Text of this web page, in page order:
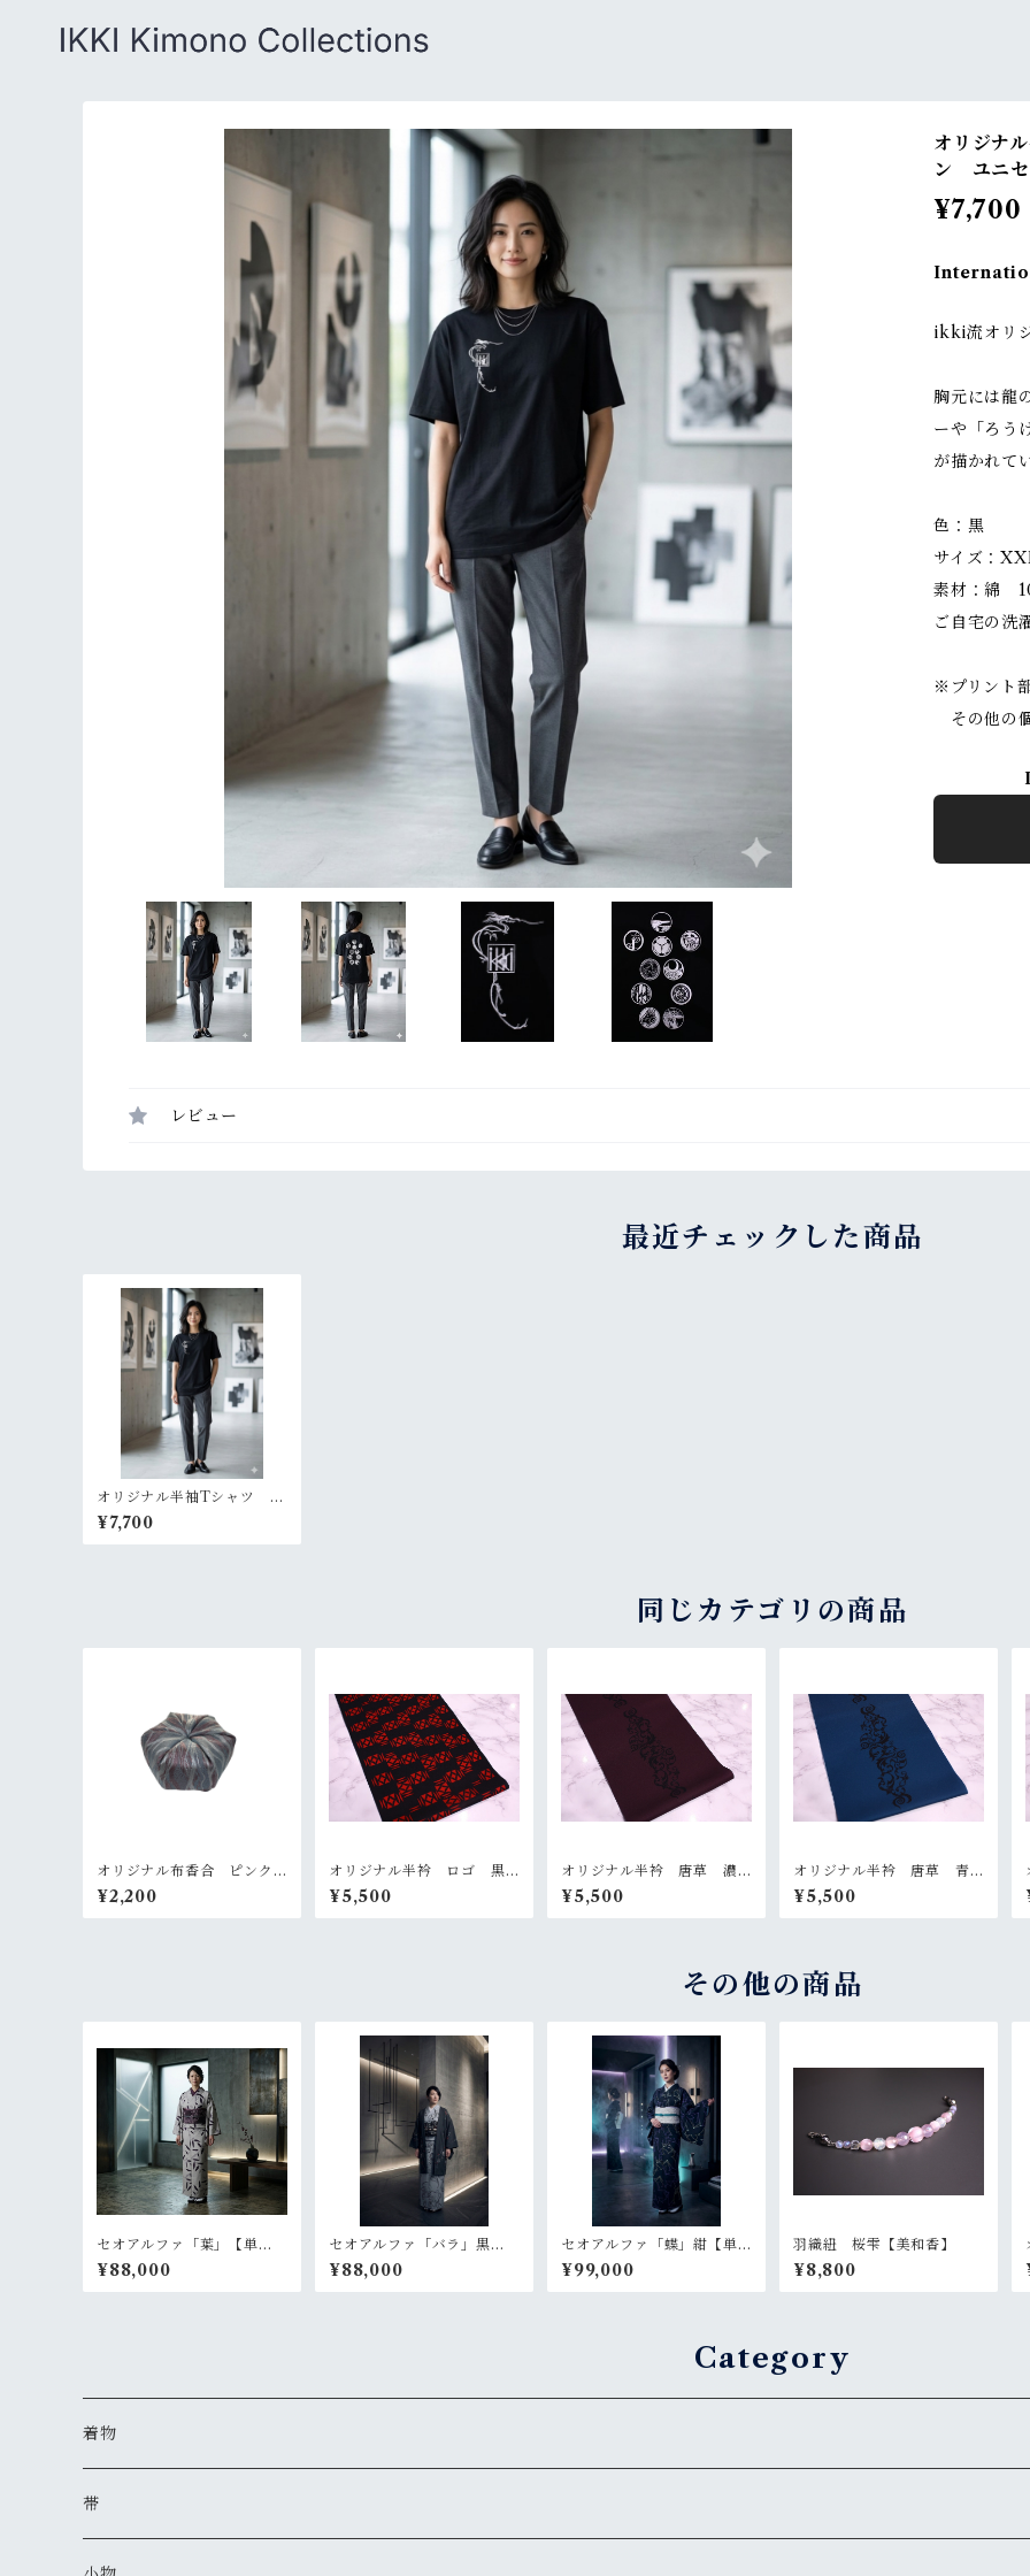
オリジナ
ン ユニ
¥7,700
ikki流オリ
胸元には龍
ーや「ろう
が描かれて
色：黒
サイズ：
素材：綿
ご自宅の洗
※プリント
その他の
レビュー
最近チェックした商品
オリジナル半袖Tシャツ サ
イズXXL【ikki流デザイ
ン ユニセックス 黒】
¥7,700
同じカテゴリの商品
オリジナル布香合 ピンク
グレー
¥2,200
オリジナル半衿 ロゴ 黒
赤
¥5,500
オリジナル半衿 唐草 濃
赤
¥5,500
オリジナル半衿 唐草 青
緑
¥5,500
その他の商品
セオアルファ「葉」【単
衣 浴衣 プレタ 仕立て
上がり】
¥88,000
セオアルファ「バラ」黒
【羽織 プレタ 仕立て上
がり】
¥88,000
セオアルファ「蝶」紺【単
衣 浴衣 プレタ 仕立て
上がり】
¥99,000
羽織紐 桜雫【美和香】
¥8,800
Category
着物
夏着物
セオアルファ(レディース)
帯